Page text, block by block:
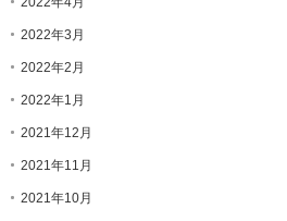
2022年3月
2022年2月
2022年1月
2021年12月
2021年11月
2021年10月